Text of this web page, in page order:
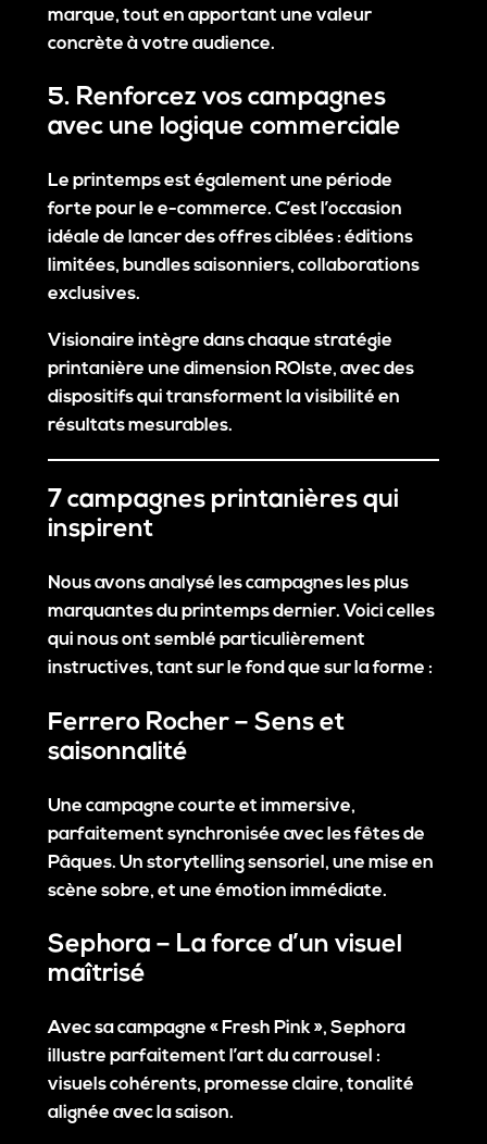
marque, tout en apportant une valeur
concrète à votre audience.
5. Renforcez vos campagnes
avec une logique commerciale
Le printemps est également une période
forte pour le e-commerce. C’est l’occasion
idéale de lancer des offres ciblées : éditions
limitées, bundles saisonniers, collaborations
exclusives.
Visionaire intègre dans chaque stratégie
printanière une dimension ROIste, avec des
dispositifs qui transforment la visibilité en
résultats mesurables.
7 campagnes printanières qui
inspirent
Nous avons analysé les campagnes les plus
marquantes du printemps dernier. Voici celles
qui nous ont semblé particulièrement
instructives, tant sur le fond que sur la forme :
Ferrero Rocher – Sens et
saisonnalité
Une campagne courte et immersive,
parfaitement synchronisée avec les fêtes de
Pâques. Un storytelling sensoriel, une mise en
scène sobre, et une émotion immédiate.
Sephora – La force d’un visuel
maîtrisé
Avec sa campagne « Fresh Pink », Sephora
illustre parfaitement l’art du carrousel :
visuels cohérents, promesse claire, tonalité
alignée avec la saison.